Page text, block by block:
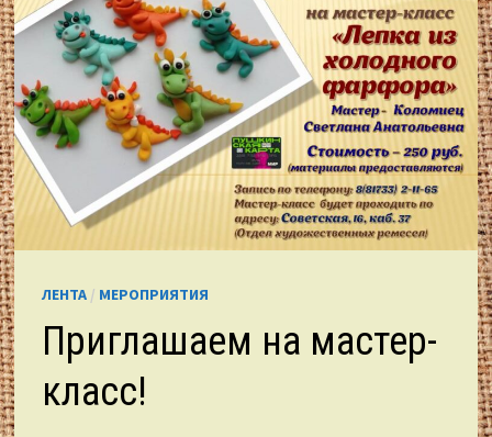
ЛЕНТА / МЕРОПРИЯТИЯ
Приглашаем на мастер-
класс!